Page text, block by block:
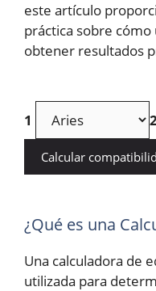
este artículo
práctica sobre cómo
obtener resultados
1
Calcular
¿Qué es una
Una calculadora de
utilizada para